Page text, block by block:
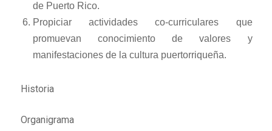
de Puerto Rico.
Propiciar actividades co-curriculares que
promuevan conocimiento de valores y
manifestaciones de la cultura puertorriqueña.
Historia
Organigrama